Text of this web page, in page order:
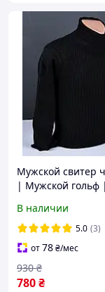
Мужской свитер
| Мужской гольф |
В наличии
5.0 (3)
от78₴/мес
780₴
930 ₴